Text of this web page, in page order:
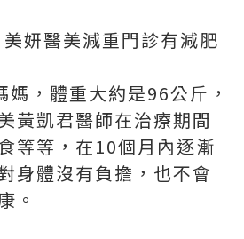
妍醫美減重門診有減肥
，體重大約是96公斤，
黃凱君醫師在治療期間
等等，在10個月內逐漸
身體沒有負擔，也不會
。